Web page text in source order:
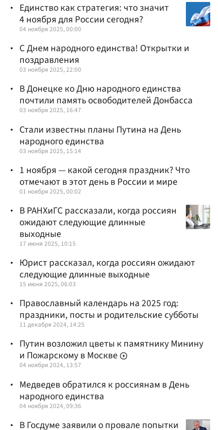
Единство как стратегия: что значит
4 ноября для России сегодня?
04 ноября 2025, 00:00
С Днем народного единства! Открытки и
поздравления
03 ноября 2025, 22:00
В Донецке ко Дню народного единства
почтили память освободителей Донбасса
03 ноября 2025, 16:47
Стали известны планы Путина на День
народного единства
03 ноября 2025, 15:14
1 ноября — какой сегодня праздник? Что
отмечают в этот день в России и мире
01 ноября 2025, 00:02
В РАНХиГС рассказали, когда россиян
ожидают следующие длинные
выходные
17 июня 2025, 10:15
Юрист рассказал, когда россиян ожидают
следующие длинные выходные
15 июня 2025, 06:03
Православный календарь на 2025 год:
праздники, посты и родительские субботы
11 декабря 2024, 14:25
Путин возложил цветы к памятнику Минину
и Пожарскому в Москве
04 ноября 2024, 13:57
Медведев обратился к россиянам в День
народного единства
04 ноября 2024, 09:36
В Госдуме заявили о провале попытки